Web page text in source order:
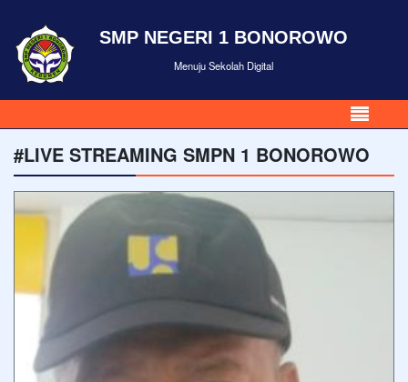
SMP NEGERI 1 BONOROWO
Menuju Sekolah Digital
#LIVE STREAMING SMPN 1 BONOROWO